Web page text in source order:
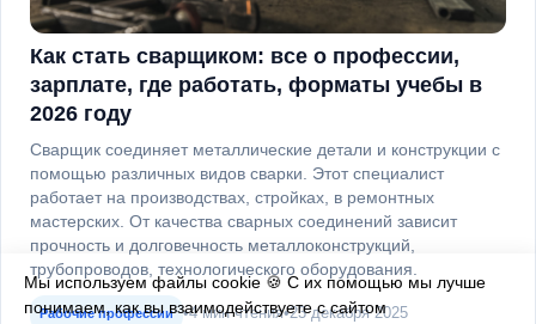
Как стать сварщиком: все о профессии,
зарплате, где работать, форматы учебы в
2026 году
Сварщик соединяет металлические детали и конструкции с
помощью различных видов сварки. Этот специалист
работает на производствах, стройках, в ремонтных
мастерских. От качества сварных соединений зависит
прочность и долговечность металлоконструкций,
трубопроводов, технологического оборудования.
Рабочие профессии •4 мин чтения•23 декабря 2025
Мы используем файлы cookie 🍪 С их помощью мы лучше
понимаем, как вы взаимодействуете с сайтом